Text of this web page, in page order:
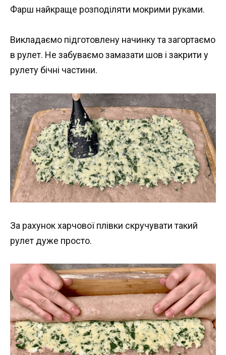
Фарш найкраще розподіляти мокрими руками.
Викладаємо підготовлену начинку та загортаємо
в рулет. Не забуваємо замазати шов і закрити у
рулету бічні частини.
За рахунок харчової плівки скручувати такий
рулет дуже просто.